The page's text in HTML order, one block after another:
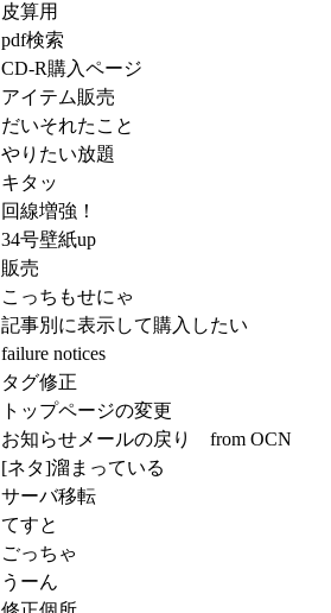
皮算用
pdf検索
CD-R購入ページ
アイテム販売
だいそれたこと
やりたい放題
キタッ
回線増強！
34号壁紙up
販売
こっちもせにゃ
記事別に表示して購入したい
failure notices
タグ修正
トップページの変更
お知らせメールの戻り from OCN
[ネタ]溜まっている
サーバ移転
てすと
ごっちゃ
うーん